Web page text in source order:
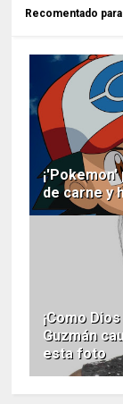
Recomentado
de carne y
¡Como
Guzmán
esta foto